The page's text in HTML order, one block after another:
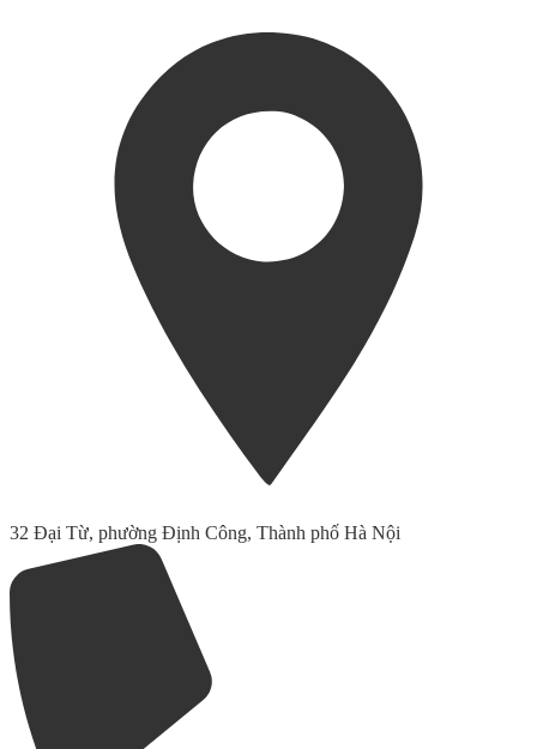
32 Đại Từ, phường Định Công, Thành phố Hà Nội